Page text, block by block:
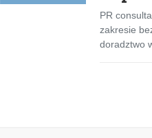
PR
zakresie
doradztwo